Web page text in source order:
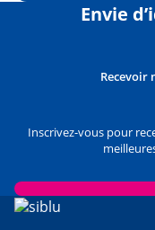
Envie
Recevoir
Inscrivez-vous pour